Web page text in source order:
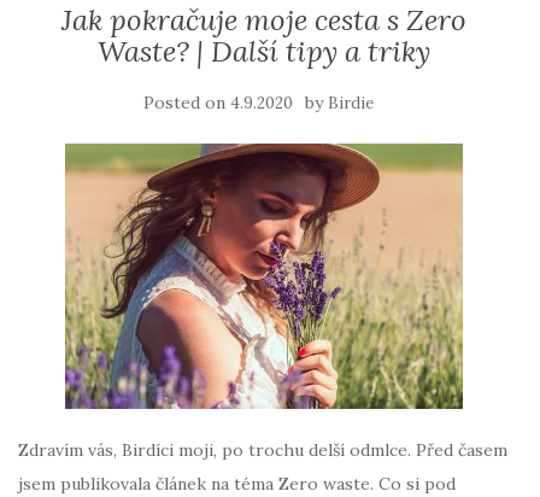
Jak pokračuje moje cesta s Zero
Waste? | Další tipy a triky
Posted on 4.9.2020 by Birdie
Zdravím vás, Birdíci moji, po trochu delší odmlce. Před časem
jsem publikovala článek na téma Zero waste. Co si pod